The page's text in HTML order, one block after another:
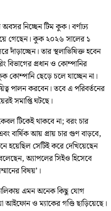
নিচ্ছেন টিম কুক। বর্ণাঢ্য
গেছেন। কুক ২০২৬ সালের ১
তার স্থলাভিষিক্ত হবেন
বিভাগের প্রধান ও কোম্পানির
কোম্পানি ছেড়ে চলে যাচ্ছেন না।
পালন করবেন। তবে এ পরিবর্তনের
সমাপ্তি ঘটছে।
টিকেই থাকবে না; বরং চার
বার্ষিক আয় প্রায় চার গুণ বাড়বে,
সেটিই করে দেখিয়েছেন
অ্যাপলের সিইও হিসেবে
বিষয়’।
এমন অনেক কিছু যোগ
আইফোন ও ম্যাকের গণ্ডি ছাড়িয়েছে।